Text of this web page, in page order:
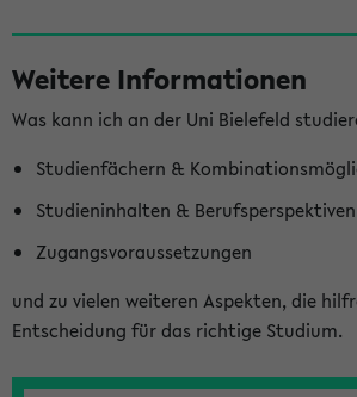
e
i
t
e
n
e
Weitere Informationen
Was kann ich an der Uni Bielefeld
Studienfächern &
Studieninhalten &
Zugangsvoraussetzungen
und zu vielen weiteren Aspekten, die
Entscheidung für das richtige Studium.